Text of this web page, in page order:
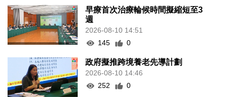
早療首次治療輪候時間擬縮短至3
週
2026-08-10 14:51
145
0
政府擬推跨境養老先導計劃
2026-08-10 14:46
252
0